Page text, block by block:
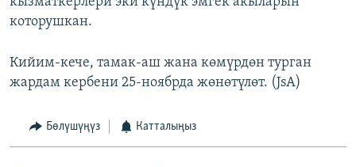
которушкан.
Кийим-кече, тамак-аш жана көмүрдөн турган
жардам кербени 25-ноябрда жөнөтүлөт. (JsA)
Бөлүшүңүз Катталыңыз